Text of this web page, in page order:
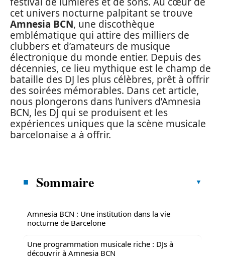
cet univers nocturne palpitant se trouve
Amnesia BCN, une discothèque
emblématique qui attire des milliers de
clubbers et d’amateurs de musique
électronique du monde entier. Depuis des
décennies, ce lieu mythique est le champ de
bataille des DJ les plus célèbres, prêt à offrir
des soirées mémorables. Dans cet article,
nous plongerons dans l’univers d’Amnesia
BCN, les DJ qui se produisent et les
expériences uniques que la scène musicale
barcelonaise a à offrir.
Sommaire
Amnesia BCN : Une institution dans la vie
nocturne de Barcelone
Une programmation musicale riche : DJs à
découvrir à Amnesia BCN